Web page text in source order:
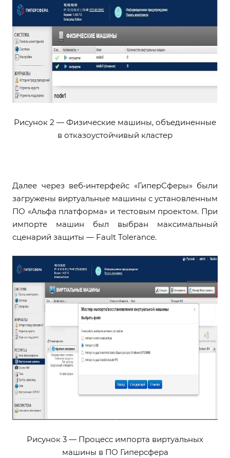
Рисунок 2 — Физические машины, объединенные
в отказоустойчивый кластер
Далее через веб‑интерфейс «ГиперСферы» были
загружены виртуальные машины с установленным
ПО «Альфа платформа» и тестовым проектом. При
импорте машин был выбран максимальный
сценарий защиты — Fault Tolerance.
Рисунок 3 — Процесс импорта виртуальных
машины в ПО Гиперсфера